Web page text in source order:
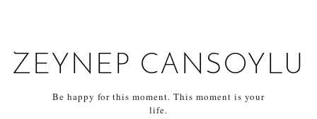
ZEYNEP CANSOYLU
Be happy for this moment. This moment is your
life.